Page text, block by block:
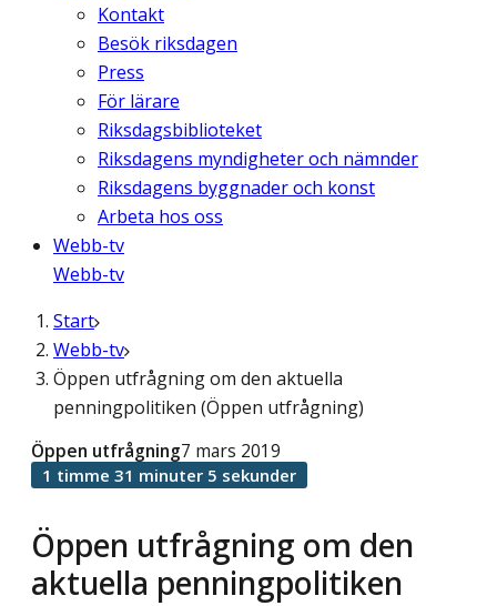
Kontakt
Besök riksdagen
Press
För lärare
Riksdagsbiblioteket
Riksdagens myndigheter och nämnder
Riksdagens byggnader och konst
Arbeta hos oss
Webb-tv
Webb-tv
Start
Webb-tv
Öppen utfrågning om den aktuella
penningpolitiken (Öppen utfrågning)
Öppen utfrågning om den
aktuella penningpolitiken
Öppen utfrågning7 mars 2019
1 timme 31 minuter 5 sekunder